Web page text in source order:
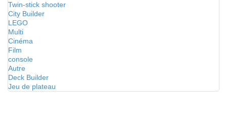
Twin-stick shooter
City Builder
LEGO
Multi
Cinéma
Film
console
Autre
Deck Builder
Jeu de plateau